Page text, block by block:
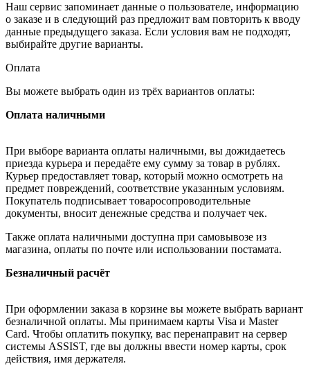
Наш сервис запоминает данные о пользователе, информацию
о заказе и в следующий раз предложит вам повторить к вводу
данные предыдущего заказа. Если условия вам не подходят,
выбирайте другие варианты.
Оплата
Вы можете выбрать один из трёх вариантов оплаты:
Оплата наличными
При выборе варианта оплаты наличными, вы дожидаетесь
приезда курьера и передаёте ему сумму за товар в рублях.
Курьер предоставляет товар, который можно осмотреть на
предмет повреждений, соответствие указанным условиям.
Покупатель подписывает товаросопроводительные
документы, вносит денежные средства и получает чек.
Также оплата наличными доступна при самовывозе из
магазина, оплаты по почте или использовании постамата.
Безналичный расчёт
При оформлении заказа в корзине вы можете выбрать вариант
безналичной оплаты. Мы принимаем карты Visa и Master
Card. Чтобы оплатить покупку, вас перенаправит на сервер
системы ASSIST, где вы должны ввести номер карты, срок
действия, имя держателя.